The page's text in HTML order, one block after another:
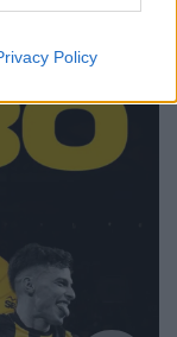
Policy